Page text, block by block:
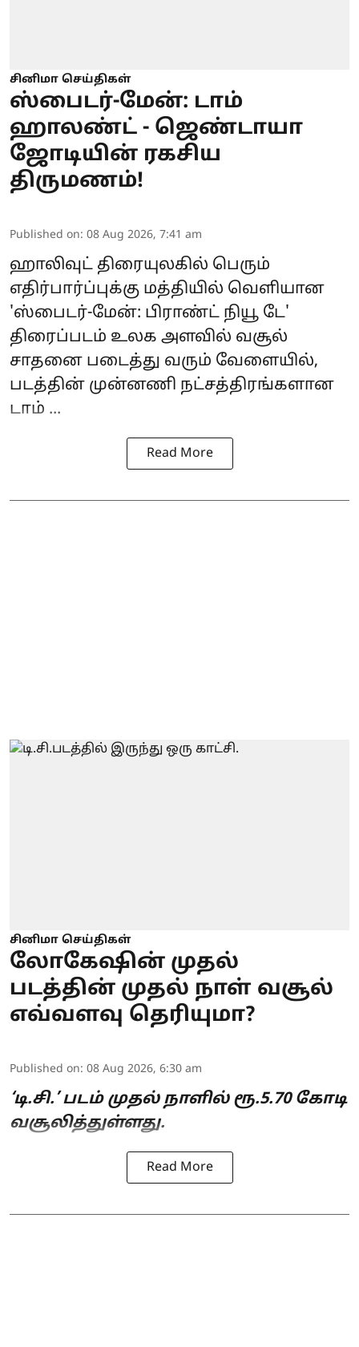
சினிமா செய்திகள்
ஸ்பைடர்-மேன்: டாம்
ஹாலண்ட் - ஜெண்டாயா
ஜோடியின் ரகசிய
திருமணம்!
Published on: 08 Aug 2026, 7:41 am
ஹாலிவுட் திரையுலகில் பெரும்
எதிர்பார்ப்புக்கு மத்தியில் வெளியான
'ஸ்பைடர்-மேன்: பிராண்ட் நியூ டே'
திரைப்படம் உலக அளவில் வசூல்
சாதனை படைத்து வரும் வேளையில்,
படத்தின் முன்னணி நட்சத்திரங்களான
டாம் ...
Read More
சினிமா செய்திகள்
லோகேஷின் முதல்
படத்தின் முதல் நாள் வசூல்
எவ்வளவு தெரியுமா?
Published on: 08 Aug 2026, 6:30 am
‘டி.சி.’ படம் முதல் நாளில் ரூ.5.70 கோடி
வசூலித்துள்ளது.
Read More